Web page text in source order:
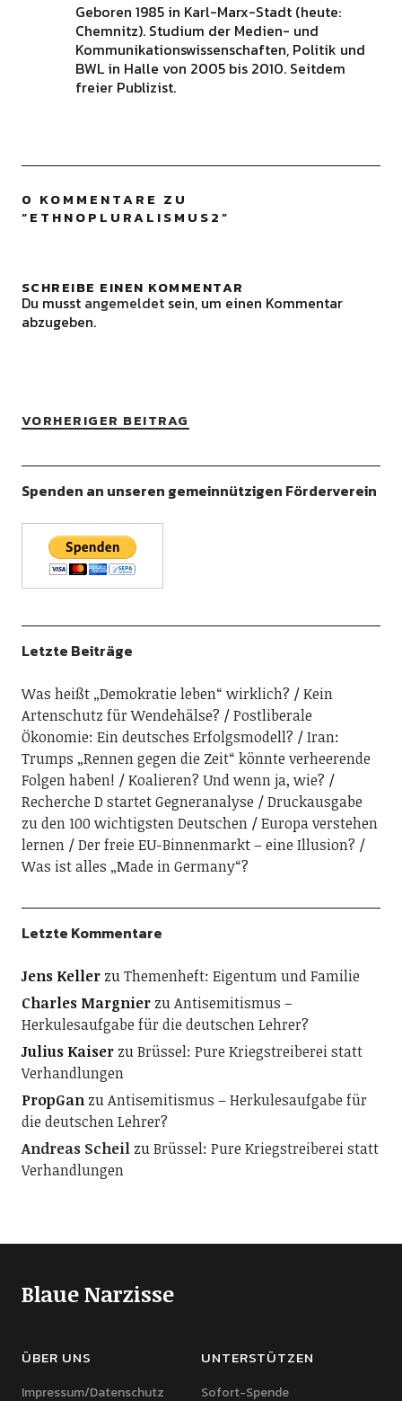
Geboren 1985 in Karl-Marx-Stadt (heute:
Chemnitz). Studium der Medien- und
Kommunikationswissenschaften, Politik und
BWL in Halle von 2005 bis 2010. Seitdem
freier Publizist.
0 KOMMENTARE ZU
“ETHNOPLURALISMUS2”
SCHREIBE EINEN KOMMENTAR
Du musst angemeldetsein, um einen Kommentar
abzugeben.
VORHERIGER BEITRAG
Spenden an unseren gemeinnützigen Förderverein
Letzte Beiträge
Was heißt „Demokratie leben“ wirklich?
Kein
Artenschutz für Wendehälse?
Postliberale
Ökonomie: Ein deutsches Erfolgsmodell?
Iran:
Trumps „Rennen gegen die Zeit“ könnte verheerende
Folgen haben!
Koalieren? Und wenn ja, wie?
Recherche D startet Gegneranalyse
Druckausgabe
zu den 100 wichtigsten Deutschen
Europa verstehen
lernen
Der freie EU-Binnenmarkt – eine Illusion?
Was ist alles „Made in Germany“?
Letzte Kommentare
Jens KellerzuThemenheft: Eigentum und Familie
Charles MargnierzuAntisemitismus –
Herkulesaufgabe für die deutschen Lehrer?
Julius KaiserzuBrüssel: Pure Kriegstreiberei statt
Verhandlungen
PropGanzuAntisemitismus – Herkulesaufgabe für
die deutschen Lehrer?
Andreas ScheilzuBrüssel: Pure Kriegstreiberei statt
Verhandlungen
Blaue Narzisse
ÜBER UNS
Impressum/Datenschutz
UNTERSTÜTZEN
Sofort-Spende